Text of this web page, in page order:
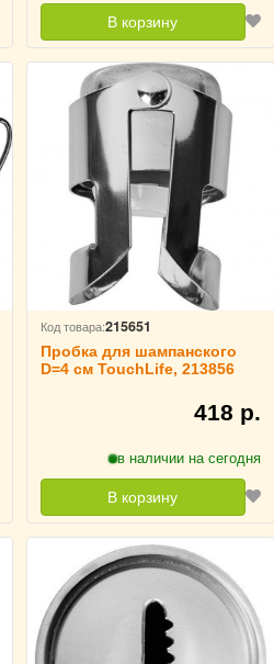
В корзину
Код товара:215651
Пробка для шампанского
D=4 см TouchLife, 213856
418 р.
в наличии на сегодня
В корзину